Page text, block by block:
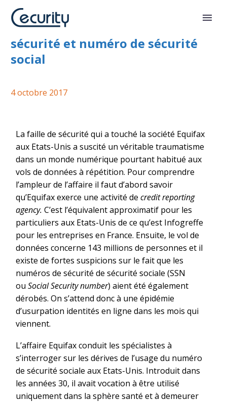
Identité en ligne, faille de
sécurité et numéro de sécurité
social
4 octobre 2017
La faille de sécurité qui a touché la société Equifax
aux Etats-Unis a suscité un véritable traumatisme
dans un monde numérique pourtant habitué aux
vols de données à répétition. Pour comprendre
l’ampleur de l’affaire il faut d’abord savoir
qu’Equifax exerce une activité de credit reporting
agency. C’est l’équivalent approximatif pour les
particuliers aux Etats-Unis de ce qu’est Infogreffe
pour les entreprises en France. Ensuite, le vol de
données concerne 143 millions de personnes et il
existe de fortes suspicions sur le fait que les
numéros de sécurité de sécurité sociale (SSN
ou Social Security number) aient été également
dérobés. On s’attend donc à une épidémie
d’usurpation identités en ligne dans les mois qui
viennent.
L’affaire Equifax conduit les spécialistes à
s’interroger sur les dérives de l’usage du numéro
de sécurité sociale aux Etats-Unis. Introduit dans
les années 30, il avait vocation à être utilisé
uniquement dans la sphère santé et à demeurer